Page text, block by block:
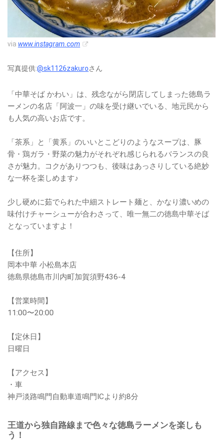
via www.instagram.com
写真提供:@sk1126zakuroさん
「中華そば かわい」は、残念ながら閉店してしまった徳島ラ
ーメンの名店「阿波一」の味を受け継いでいる、地元民から
も人気の高いお店です。
「茶系」と「黄系」のいいとこどりのようなスープは、豚
骨・鶏ガラ・野菜の魅力がそれぞれ感じられるバランスの良
さが魅力。コクがありつつも、後味はあっさりしている絶妙
な一杯を楽しめます♪
少し硬めに茹でられた中細ストレート麺と、かなり濃いめの
味付けチャーシューが合わさって、唯一無二の徳島中華そば
となっていますよ！
【住所】
岡本中華 小松島本店
徳島県徳島市川内町加賀須野436-4
【営業時間】
11:00〜20:00
【定休日】
日曜日
【アクセス】
・車
神戸淡路鳴門自動車道鳴門ICより約8分
王道から独自路線まで色々な徳島ラーメンを楽しも
う！